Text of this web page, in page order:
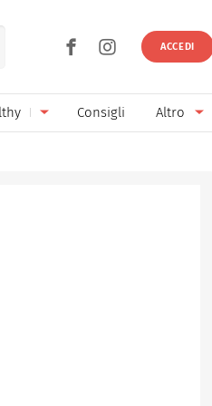
ACCEDI
Consigli Altro